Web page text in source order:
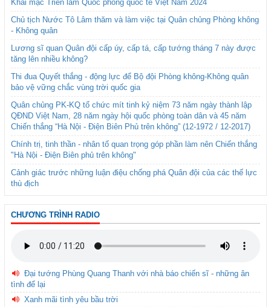
Khai mạc Triển lãm Quốc phòng quốc tế Việt Nam 2024
Chủ tịch Nước Tô Lâm thăm và làm việc tại Quân chủng Phòng không
- Không quân
Lương sĩ quan Quân đội cấp úy, cấp tá, cấp tướng tháng 7 này được
tăng lên nhiều không?
Thi đua Quyết thắng - động lực để Bộ đội Phòng không-Không quân
bảo vệ vững chắc vùng trời quốc gia
Quân chủng PK-KQ tổ chức mít tinh kỷ niệm 73 năm ngày thành lập
QĐND Việt Nam, 28 năm ngày hội quốc phòng toàn dân và 45 năm
Chiến thắng “Hà Nội - Điện Biên Phủ trên không” (12-1972 / 12-2017)
Chính trị, tinh thần - nhân tố quan trọng góp phần làm nên Chiến thắng
"Hà Nội - Điện Biên phủ trên không"
Cảnh giác trước những luận điệu chống phá Quân đội của các thế lực
thù địch
CHƯƠNG TRÌNH RADIO
Đại tướng Phùng Quang Thanh với nhà báo chiến sĩ - những ân
tình để lại
Xanh mãi tình yêu bầu trời